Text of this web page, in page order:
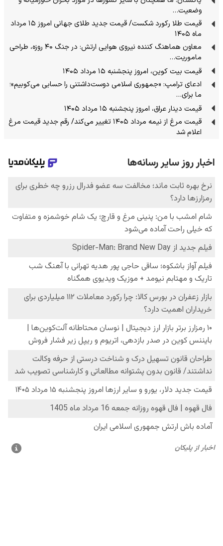
وضعیت…
قیمت طلا رکورد شکست/ قیمت جدید طلای جهانی امروز ۱۵ مرداد
ماه ۱۴۰۵
معاون هماهنگ کننده نیروی هوایی ارتش: در جنگ ۴۰ روزه، طراحی
ماموریت…
قیمت بیت کوین، امروز پنجشنبه ۱۵ مرداد ۱۴۰۵
ادعای ترامپ: «جمهوری اسلامی دوست‌داشتنی را حسابی می‌کوبیم»؛
ما برای…
قیمت دینار عراق، امروز پنجشنبه ۱۵ مرداد ۱۴۰۵
قیمت مرغ از نیمه مرداد ۱۴۰۵ تغییر می‌کند/ رقم جدید قیمت مرغ
اعلام شد